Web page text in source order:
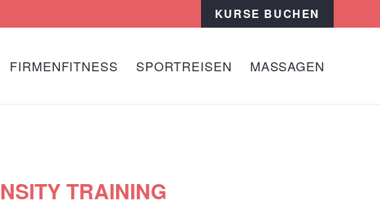
KURSE BUCHEN
FIRMENFITNESS SPORTREISEN MASSAGEN
TRAINING